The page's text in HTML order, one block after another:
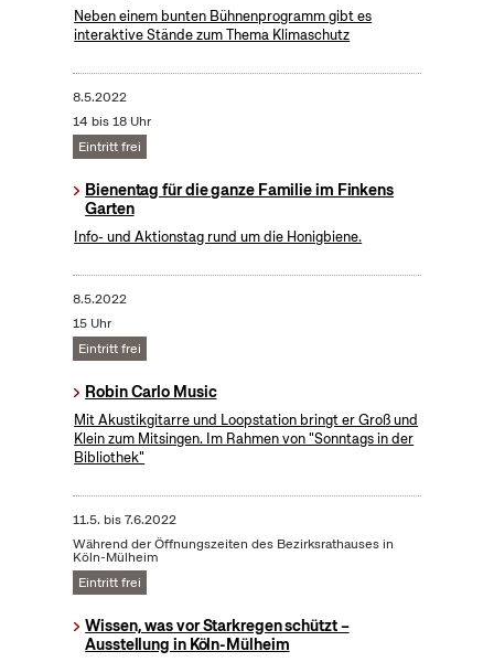
Neben einem bunten Bühnenprogramm gibt es
interaktive Stände zum Thema Klimaschutz
8.5.2022
14 bis 18 Uhr
Eintritt frei
Bienentag für die ganze Familie im Finkens
Garten
Info- und Aktionstag rund um die Honigbiene.
8.5.2022
15 Uhr
Eintritt frei
Robin Carlo Music
Mit Akustikgitarre und Loopstation bringt er Groß und
Klein zum Mitsingen. Im Rahmen von "Sonntags in der
Bibliothek"
11.5. bis7.6.2022
Während der Öffnungszeiten des Bezirksrathauses in
Köln-Mülheim
Eintritt frei
Wissen, was vor Starkregen schützt –
Ausstellung in Köln-Mülheim